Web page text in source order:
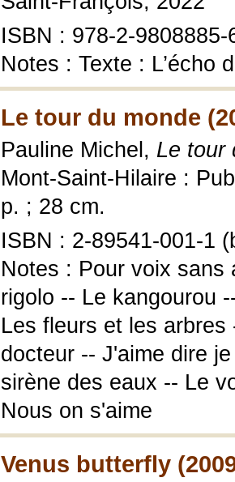
ISBN : 978-2-9808885-
Notes : Texte : L’écho
Le tour du monde
Pauline Michel, Le tour
Mont-Saint-Hilaire :
p. ; 28 cm.
ISBN : 2-89541-001-1
Notes : Pour voix sans
rigolo -- Le kangourou
Les fleurs et les
docteur -- J'aime dire
sirène des eaux -- Le
Nous on s'aime
Venus butterfly